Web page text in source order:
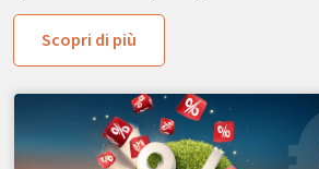
Scopri di più